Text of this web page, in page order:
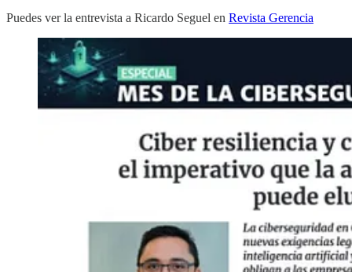
Puedes ver la entrevista a Ricardo Seguel en Revista Gerencia